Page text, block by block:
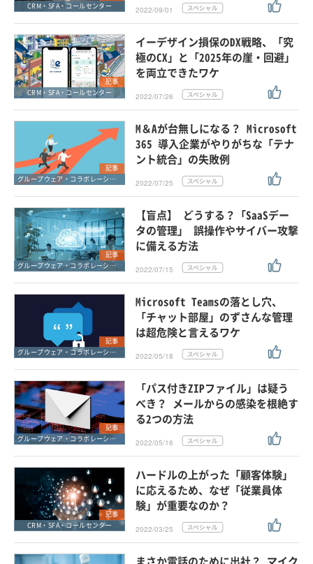
CRM・SFA・コールセンター
2022/09/01
記事
CRM・SFA・コールセンター
イーデザイン損保のDX戦略、「究
極のCX」と「2025年の崖・回避」
を両立できたワケ
2022/07/26
記事
グループウェア・コラボレーション
M＆Aが台無しになる？ Microsoft
365 導入企業がやりがちな「テナ
ント統合」の失敗例
2022/07/25
記事
グループウェア・コラボレーション
【盲点】 どうする？「SaaSデー
タの管理」 誤操作やサイバー攻撃
に備える方法
2022/07/15
記事
グループウェア・コラボレーション
Microsoft Teamsの落とし穴、
「チャット部屋」のずさんな管理
は超危険と言えるワケ
2022/05/18
記事
グループウェア・コラボレーション
「パス付きZIPファイル」は疑う
べき？ メールからの感染を根絶す
る2つの方法
2022/05/16
記事
CRM・SFA・コールセンター
ハードルの上がった「顧客体験」
に応えるため、なぜ「従業員体
験」が重要なのか？
2022/03/25